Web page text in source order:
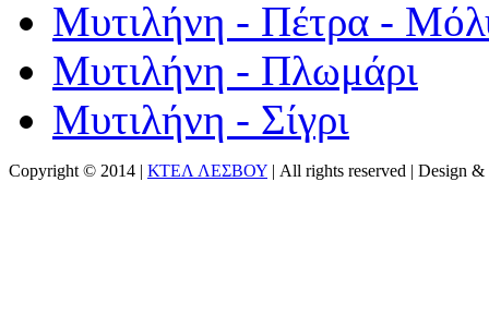
Μυτιλήνη - Πέτρα -
Μυτιλήνη - Πλωμάρι
Μυτιλήνη - Σίγρι
Copyright © 2014 | ΚΤΕΛ ΛΕΣΒΟΥ | All rights reserved | Design &